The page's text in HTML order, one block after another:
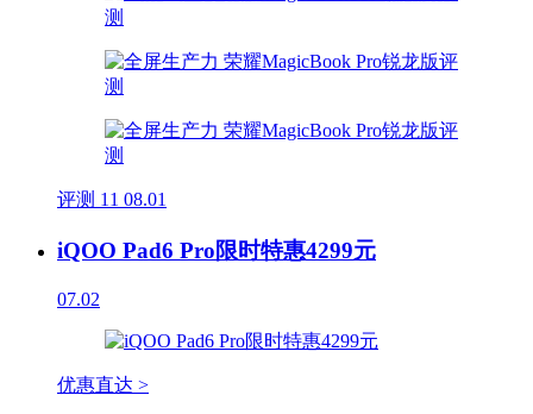
评测 11 08.01
iQOO Pad6 Pro限时特惠4299元
07.02
优惠直达 >